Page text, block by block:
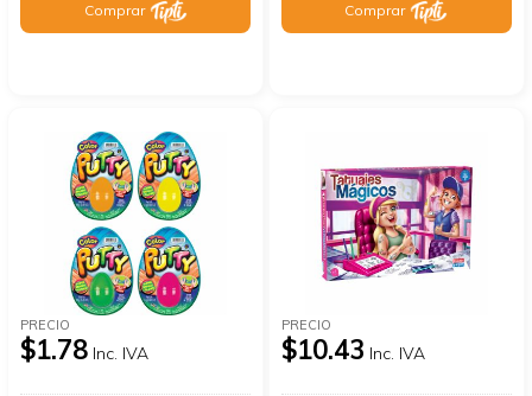
Comprar Comprar
PRECIO
$1.78 Inc. IVA
PRECIO
$10.43 Inc. IVA